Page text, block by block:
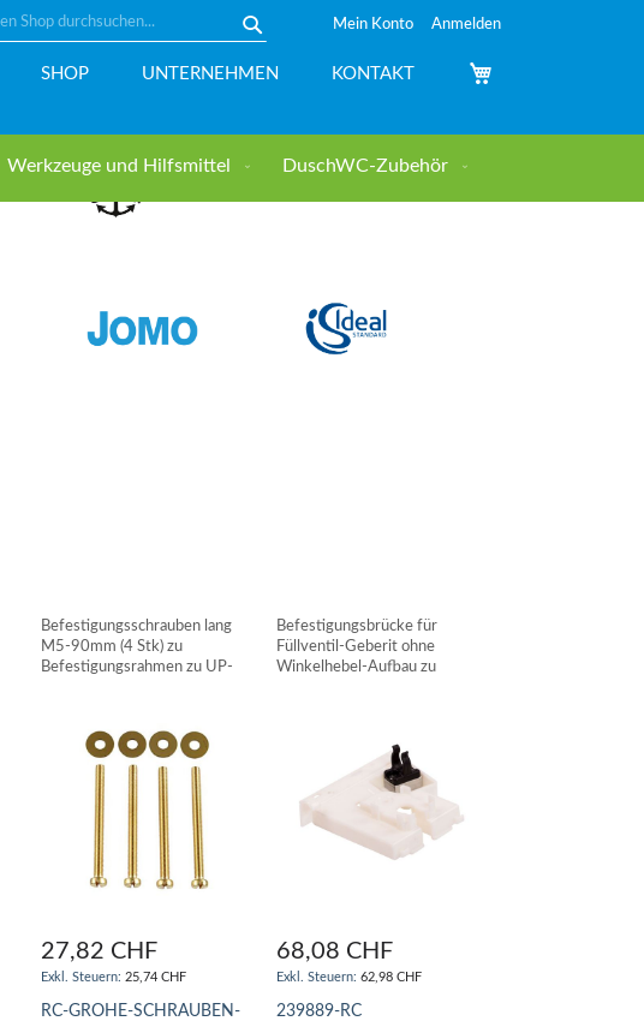
Mein Konto Anmelden
SHOP UNTERNEHMEN KONTAKT
Werkzeuge und Hilfsmittel DuschWC-Zubehör
Befestigungsschrauben lang
M5-90mm (4 Stk) zu
Befestigungsrahmen zu UP-
27,82 CHF
25,74 CHF
RC-GROHE-SCHRAUBEN-
Befestigungsbrücke für
Füllventil-Geberit ohne
Winkelhebel-Aufbau zu
68,08 CHF
62,98 CHF
239889-RC